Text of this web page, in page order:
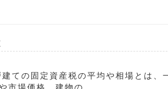
ての固定資産税の平均や相場とは、
市場価格、建物の...